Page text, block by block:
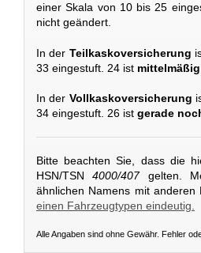
einer Skala von 10 bis 25
nicht geändert.
In der Teilkaskoversicherung
33 eingestuft. 24 ist mittelmäßig
In der Vollkaskoversicherung
34 eingestuft. 26 ist gerade
Bitte beachten Sie, dass die
HSN/TSN4000/407gelten.
ähnlichen Namens mit
einen Fahrzeugtypen eindeutig.
Alle Angaben sind ohne Gewähr. Fehler